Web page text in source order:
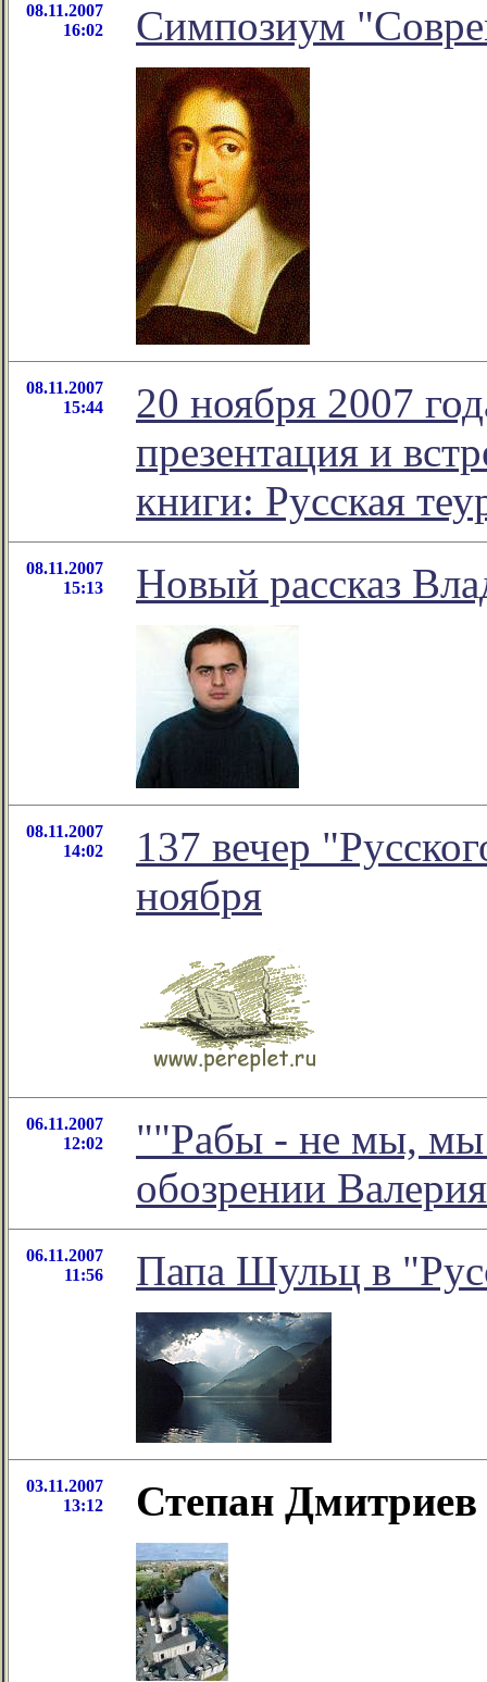
08.11.2007
16:02
Симпозиум
08.11.2007
15:44
20 ноября 2007
презентация и
книги: Русская
08.11.2007
15:13
Новый рассказ
08.11.2007
14:02
137 вечер
ноября
06.11.2007
12:02
""Рабы - не мы, мы
обозрении
06.11.2007
11:56
Папа Шульц в
03.11.2007
13:12
Степан